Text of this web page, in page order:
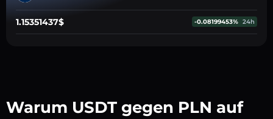
1.15351437$ -0.08199453% 24h
Warum USDT gegen PLN auf